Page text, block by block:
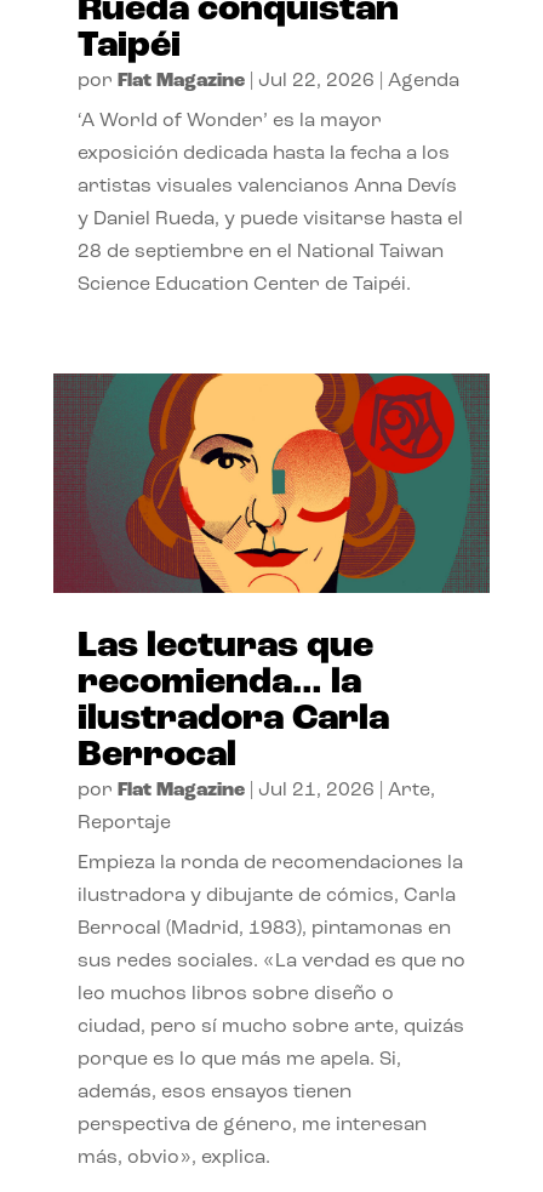
Rueda conquistan
Taipéi
por Flat Magazine| Jul 22, 2026 Agenda
‘A World of Wonder’ es la mayor
exposición dedicada hasta la fecha a los
artistas visuales valencianos Anna Devís
y Daniel Rueda, y puede visitarse hasta el
28 de septiembre en el National Taiwan
Science Education Center de Taipéi.
Las lecturas que
recomienda… la
ilustradora Carla
Berrocal
por Flat Magazine| Jul 21, 2026 Arte,
Reportaje
Empieza la ronda de recomendaciones la
ilustradora y dibujante de cómics, Carla
Berrocal (Madrid, 1983), pintamonas en
sus redes sociales. «La verdad es que no
leo muchos libros sobre diseño o
ciudad, pero sí mucho sobre arte, quizás
porque es lo que más me apela. Si,
además, esos ensayos tienen
perspectiva de género, me interesan
más, obvio», explica.